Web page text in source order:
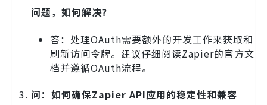
问题，如何解决？
答：处理OAuth需要额外的开发工作来获取和
刷新访问令牌。建议仔细阅读Zapier的官方文
档并遵循OAuth流程。
问：如何确保Zapier API应用的稳定性和兼容